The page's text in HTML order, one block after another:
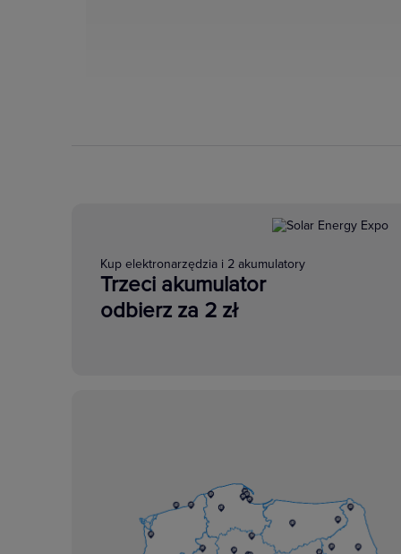
Kup elektronarzędzia i 2 akumulatory
Trzeci akumulator
odbierz za 2 zł